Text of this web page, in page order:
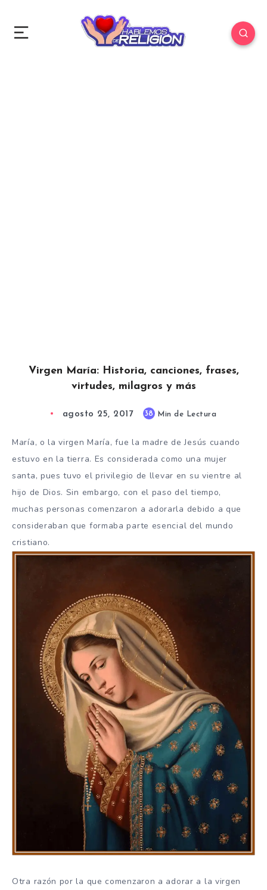
Virgen María: Historia, canciones, frases,
virtudes, milagros y más
agosto 25, 2017 38 Min de Lectura
María, o la virgen María, fue la madre de Jesús cuando
estuvo en la tierra. Es considerada como una mujer
santa, pues tuvo el privilegio de llevar en su vientre al
hijo de Dios. Sin embargo, con el paso del tiempo,
muchas personas comenzaron a adorarla debido a que
consideraban que formaba parte esencial del mundo
cristiano.
Otra razón por la que comenzaron a adorar a la virgen